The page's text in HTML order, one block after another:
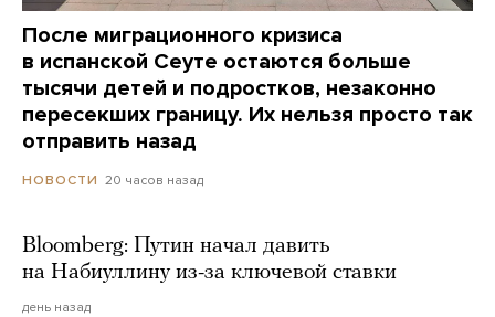
После миграционного кризиса
в испанской Сеуте остаются больше
тысячи детей и подростков, незаконно
пересекших границу. Их нельзя просто так
отправить назад
НОВОСТИ 20 часов назад
Bloomberg: Путин начал давить
на Набиуллину из-за ключевой ставки
день назад